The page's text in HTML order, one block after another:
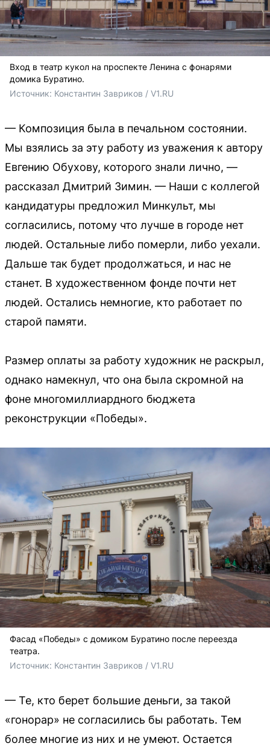
Вход в театр кукол на проспекте Ленина с фонарями
домика Буратино.
Источник: Константин Завриков / V1.RU
— Композиция была в печальном состоянии.
Мы взялись за эту работу из уважения к автору
Евгению Обухову, которого знали лично, —
рассказал Дмитрий Зимин. — Наши с коллегой
кандидатуры предложил Минкульт, мы
согласились, потому что лучше в городе нет
людей. Остальные либо померли, либо уехали.
Дальше так будет продолжаться, и нас не
станет. В художественном фонде почти нет
людей. Остались немногие, кто работает по
старой памяти.
Размер оплаты за работу художник не раскрыл,
однако намекнул, что она была скромной на
фоне многомиллиардного бюджета
реконструкции «Победы».
Фасад «Победы» с домиком Буратино после переезда
театра.
Источник: Константин Завриков / V1.RU
— Те, кто берет большие деньги, за такой
«гонорар» не согласились бы работать. Тем
более многие из них и не умеют. Остается